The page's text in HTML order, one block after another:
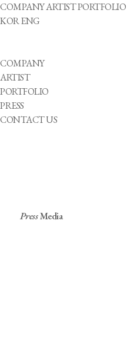
COMPANYARTISTPORTFOLIO
KORENG
COMPANY
ARTIST
PORTFOLIO
PRESS
CONTACT US
PressMedia